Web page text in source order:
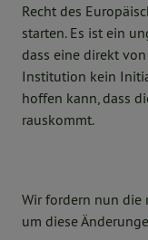
Recht des
starten. Es ist ein
dass eine direkt
Institution kein
hoffen kann, dass
rauskommt.
Wir fordern nun die
um diese